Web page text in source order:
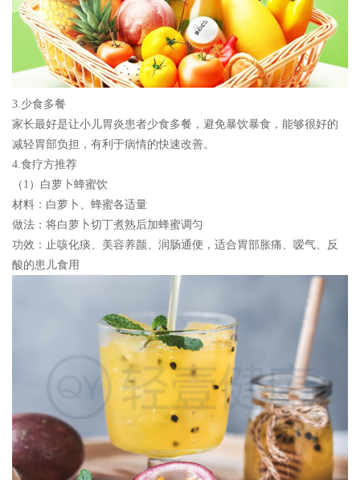
3.少食多餐
家长最好是让小儿胃炎患者少食多餐，避免暴饮暴食，能够很好的
减轻胃部负担，有利于病情的快速改善。
4.食疗方推荐
（1）白萝卜蜂蜜饮
材料： 白萝卜、蜂蜜各适量
做法： 将白萝卜切丁煮熟后加蜂蜜调匀
功效： 止咳化痰、美容养颜、润肠通便，适合胃部胀痛、嗳气、反
酸的患儿食用